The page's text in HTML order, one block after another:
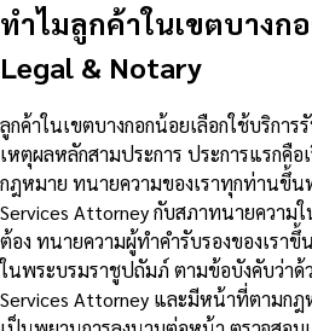
ทำไมลูกค้าในเขตบางก
Legal & Notary
ลูกค้าในเขตบางกอกน้อยเลือกใช้บริการ
เหตุผลหลักสามประการ ประการแรกคือ
กฎหมาย ทนายความของเราทุกท่านขึ้น
Services Attorney กับสภาทนายความ
ต้อง ทนายความผู้ทำคำรับรองของเรา
ในพระบรมราชูปถัมภ์ ตามข้อบังคับว่าด้
Services Attorney และมีหน้าที่ตามก